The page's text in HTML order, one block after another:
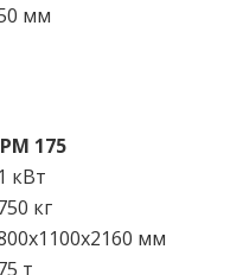
мм
175
кВт
кг
мм
т